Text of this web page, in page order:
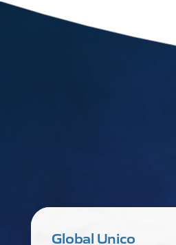
Global Unico